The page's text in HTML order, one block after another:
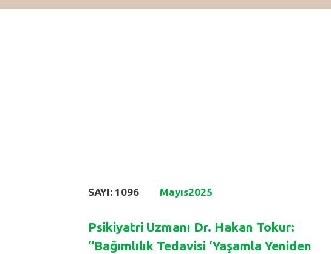
SAYI: 1096 Mayıs2025
Psikiyatri Uzmanı Dr. Hakan Tokur:
“Bağımlılık Tedavisi ‘Yaşamla Yeniden